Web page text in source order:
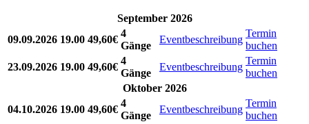
September 2026
09.09.2026 19.00 49,60€
4
Gänge
Eventbeschreibung
Termin
buchen
23.09.2026 19.00 49,60€
4
Gänge
Eventbeschreibung
Termin
buchen
Oktober 2026
04.10.2026 19.00 49,60€
4
Gänge
Eventbeschreibung
Termin
buchen